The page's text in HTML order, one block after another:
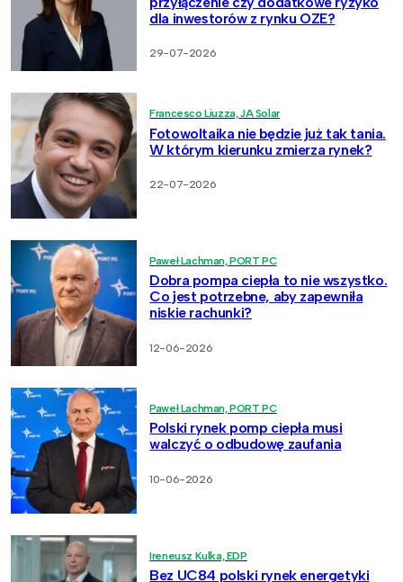
dla inwestorów z rynku OZE?
29-07-2026
Francesco Liuzza, JA Solar
Fotowoltaika nie będzie już tak tania.
W którym kierunku zmierza rynek?
22-07-2026
Paweł Lachman, PORT PC
Dobra pompa ciepła to nie wszystko.
Co jest potrzebne, aby zapewniła
niskie rachunki?
12-06-2026
Paweł Lachman, PORT PC
Polski rynek pomp ciepła musi
walczyć o odbudowę zaufania
10-06-2026
Ireneusz Kulka, EDP
Bez UC84 polski rynek energetyki